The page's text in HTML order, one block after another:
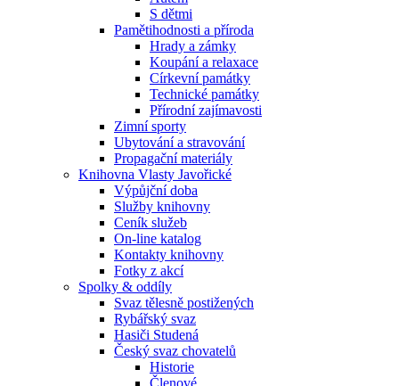
S dětmi
Pamětihodnosti a příroda
Hrady a zámky
Koupání a relaxace
Církevní památky
Technické památky
Přírodní zajímavosti
Zimní sporty
Ubytování a stravování
Propagační materiály
Knihovna Vlasty Javořické
Výpůjční doba
Služby knihovny
Ceník služeb
On-line katalog
Kontakty knihovny
Fotky z akcí
Spolky & oddíly
Svaz tělesně postižených
Rybářský svaz
Hasiči Studená
Český svaz chovatelů
Historie
Členové